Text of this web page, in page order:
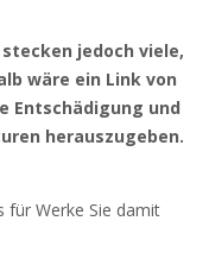
jedoch viele,
wäre ein Link von
Entschädigung und
herauszugeben.
für Werke Sie damit